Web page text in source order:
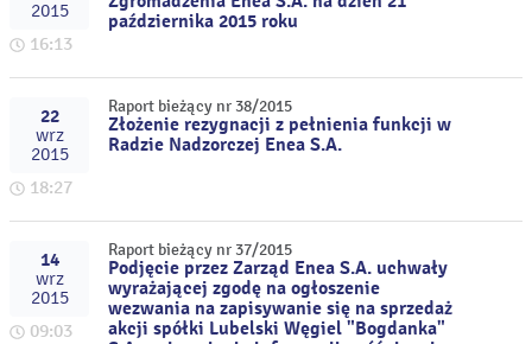
2015
16:13
października 2015 roku
22
wrz
2015
18:27
Raport bieżący nr 38/2015
Złożenie rezygnacji z pełnienia funkcji w
Radzie Nadzorczej Enea S.A.
14
wrz
2015
09:03
Raport bieżący nr 37/2015
Podjęcie przez Zarząd Enea S.A. uchwały
wyrażającej zgodę na ogłoszenie
wezwania na zapisywanie się na sprzedaż
akcji spółki Lubelski Węgiel "Bogdanka"